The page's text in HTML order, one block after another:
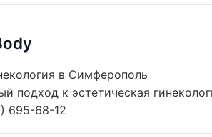
в Симферополь
подход к эстетическая
695-68-12